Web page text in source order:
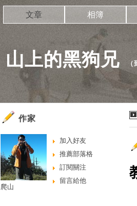
山上的黑狗兄 （
文章 相簿
作家
加入好友
推薦部落格
訂閱關注
留言給他
爬山